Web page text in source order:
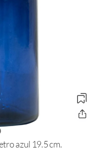
azul 19.5 cm.